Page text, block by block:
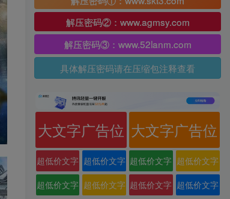
解压密码②：www.agmsy.com
解压密码③：www.52lanm.com
具体解压密码请在压缩包注释查看
大文字广告位 大文字广告位
超低价文字
广告位
超低价文字
广告位
超低价文字
广告位
超低价文字
广告位
超低价文字 超低价文字 超低价文字 超低价文字